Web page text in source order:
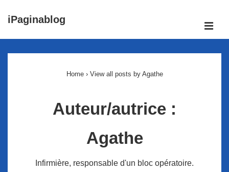
passer
iPaginablog
Home › View all posts by Agathe
Auteur/autrice :
Agathe
Infirmière, responsable d'un bloc opératoire.